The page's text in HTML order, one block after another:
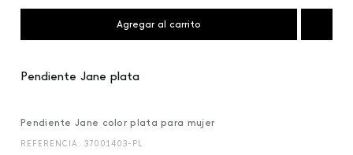
Agregar al carrito
Pendiente Jane plata
Pendiente Jane color plata para mujer
REFERENCIA : 37001403-PL